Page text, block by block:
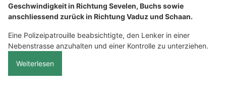
Geschwindigkeit in Richtung Sevelen, Buchs sowie
anschliessend zurück in Richtung Vaduz und Schaan.
Eine Polizeipatrouille beabsichtigte, den Lenker in einer
Nebenstrasse anzuhalten und einer Kontrolle zu unterziehen.
Weiterlesen